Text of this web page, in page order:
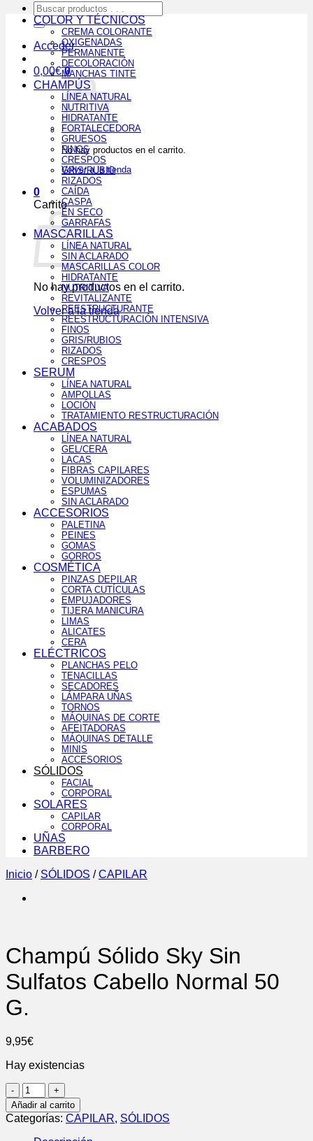
Buscar
por:
Acceder
0,00€ 0
No hay productos en el carrito.
Volver a la tienda
0
Carrito
No hay productos en el carrito.
Volver a la tienda
COLOR Y TÉCNICOS
CREMA COLORANTE
OXIGENADAS
PERMANENTE
DECOLORACIÓN
MANCHAS TINTE
CHAMPÚS
LÍNEA NATURAL
NUTRITIVA
HIDRATANTE
FORTALECEDORA
GRUESOS
FINOS
CRESPOS
GRIS/RUBIO
RIZADOS
CAÍDA
CASPA
EN SECO
GARRAFAS
MASCARILLAS
LÍNEA NATURAL
SIN ACLARADO
MASCARILLAS COLOR
HIDRATANTE
NUTRITIVA
REVITALIZANTE
REESTRUCTURANTE
REESTRUCTURACIÓN INTENSIVA
FINOS
GRIS/RUBIOS
RIZADOS
CRESPOS
SERUM
LÍNEA NATURAL
AMPOLLAS
LOCIÓN
TRATAMIENTO RESTRUCTURACIÓN
ACABADOS
LÍNEA NATURAL
GEL/CERA
LACAS
FIBRAS CAPILARES
VOLUMINIZADORES
ESPUMAS
SIN ACLARADO
ACCESORIOS
PALETINA
PEINES
GOMAS
GORROS
COSMÉTICA
PINZAS DEPILAR
CORTA CUTÍCULAS
EMPUJADORES
TIJERA MANICURA
LIMAS
ALICATES
CERA
ELÉCTRICOS
PLANCHAS PELO
TENACILLAS
SECADORES
LÁMPARA UÑAS
TORNOS
MÁQUINAS DE CORTE
AFEITADORAS
MÁQUINAS DETALLE
MINIS
ACCESORIOS
SÓLIDOS
FACIAL
CORPORAL
SOLARES
CAPILAR
CORPORAL
UÑAS
BARBERO
Inicio / SÓLIDOS / CAPILAR
Champú Sólido Sky Sin
Sulfatos Cabello Normal 50
G.
9,95€
Hay existencias
Champú
Sólido
Sky
Sin
Añadir al carrito
Categorías: CAPILAR, SÓLIDOS